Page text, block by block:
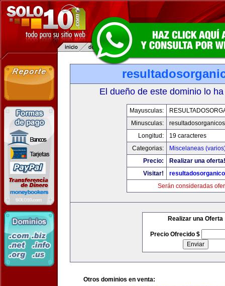
El dueño de este dominio lo
Mayusculas:
Minusculas:
Longitud:
19 caracteres
Categorias:
Miscelaneas
Precio:
Realizar una oferta!
Visitar!
Serán consideradas
Realizar una Oferta
Precio Ofrecido $
Otros dominios en venta: